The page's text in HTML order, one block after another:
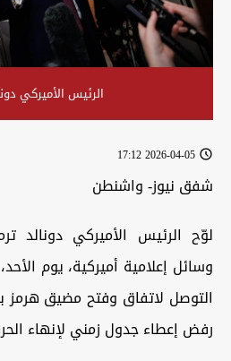
الرئيس الأميركي
2026-04-05 17:12
شفق نيوز- واشنطن
لوّح الرئيس الأميركي دونالد
وسائل إعلامية أميركية، يوم
التوصل لاتفاق وفتح مضيق هرمز
رفض إعطاء جدول زمني لإنهاء